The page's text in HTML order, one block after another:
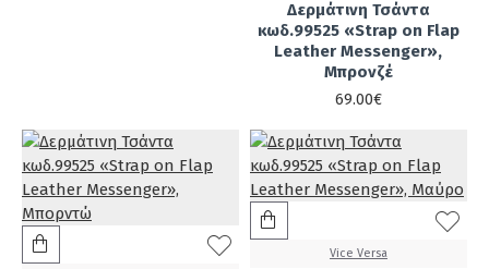
Δερμάτινη Τσάντα
κωδ.99525 «Strap on Flap
Leather Messenger»,
Μπρονζέ
69.00€
Vice Versa